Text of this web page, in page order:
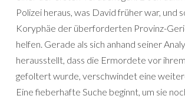
Polizei heraus, was David früher war, und
Koryphäe der überforderten Provinz-
helfen. Gerade als sich anhand seiner
herausstellt, dass die Ermordete vor
gefoltert wurde, verschwindet eine
Eine fieberhafte Suche beginnt, um sie